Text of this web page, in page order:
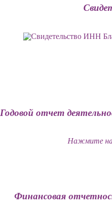
Годовой отчет
Нажмите
Финансовая